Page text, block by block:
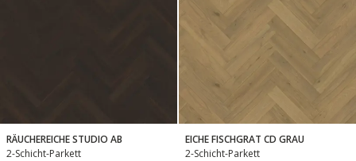
RÄUCHEREICHE STUDIO AB
2-Schicht-Parkett
EICHE FISCHGRAT CD GRAU
2-Schicht-Parkett